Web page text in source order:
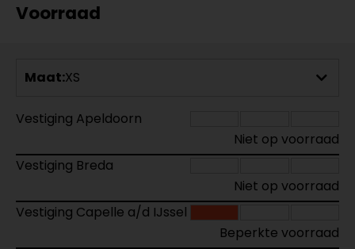
Voorraad
Maat:XS
Vestiging Apeldoorn
Niet op voorraad
Vestiging Breda
Niet op voorraad
Vestiging Capelle a/d IJssel
Beperkte voorraad